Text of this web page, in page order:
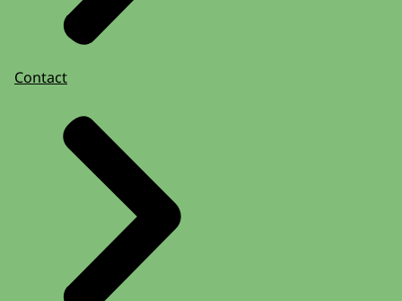
Contact